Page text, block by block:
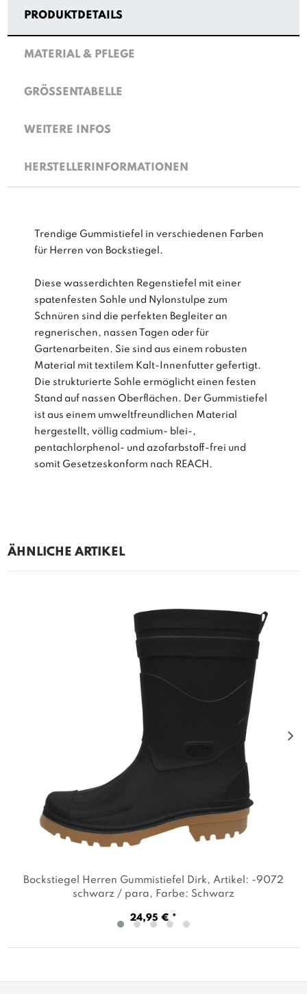
PRODUKTDETAILS
MATERIAL & PFLEGE
GRÖSSENTABELLE
WEITERE INFOS
HERSTELLERINFORMATIONEN
Trendige Gummistiefel in verschiedenen Farben
für Herren von Bockstiegel.
Diese wasserdichten Regenstiefel mit einer
spatenfesten Sohle und Nylonstulpe zum
Schnüren sind die perfekten Begleiter an
regnerischen, nassen Tagen oder für
Gartenarbeiten. Sie sind aus einem robusten
Material mit textilem Kalt-Innenfutter gefertigt.
Die strukturierte Sohle ermöglicht einen festen
Stand auf nassen Oberflächen. Der Gummistiefel
ist aus einem umweltfreundlichen Material
hergestellt, völlig cadmium- blei-,
pentachlorphenol- und azofarbstoff-frei und
somit Gesetzeskonform nach REACH.
ÄHNLICHE ARTIKEL
Bockstiegel Herren Gummistiefel Dirk, Artikel: -9072
schwarz / para, Farbe: Schwarz
24,95 € *